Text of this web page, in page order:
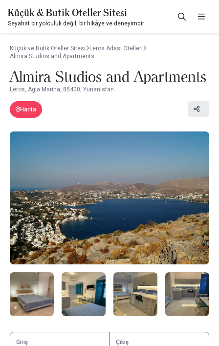
Küçük & Butik Oteller Sitesi
Seyahat bir yolculuk değil, bir hikâye ve deneyimdir
Küçük ve Butik Oteller Sitesi
Leros Adası Otelleri
Almira Studios and Apartments
Almira Studios and Apartments
Leros, Agia Marina, 85400, Yunanistan
Harita
Giriş Çıkış